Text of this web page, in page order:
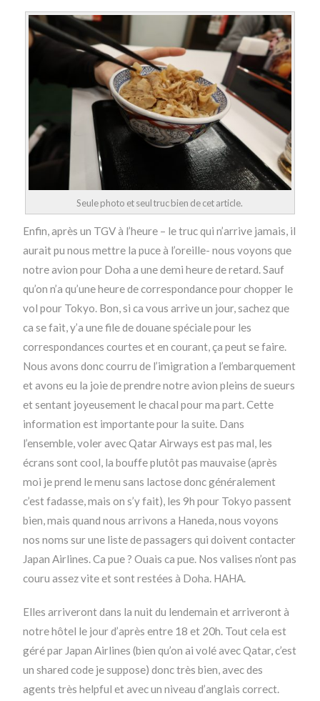
Seule photo et seul truc bien de cet article.
Enfin, après un TGV à l’heure – le truc qui n’arrive jamais, il
aurait pu nous mettre la puce à l’oreille- nous voyons que
notre avion pour Doha a une demi heure de retard. Sauf
qu’on n’a qu’une heure de correspondance pour chopper le
vol pour Tokyo. Bon, si ca vous arrive un jour, sachez que
ca se fait, y’a une file de douane spéciale pour les
correspondances courtes et en courant, ça peut se faire.
Nous avons donc courru de l’imigration a l’embarquement
et avons eu la joie de prendre notre avion pleins de sueurs
et sentant joyeusement le chacal pour ma part. Cette
information est importante pour la suite. Dans
l’ensemble, voler avec Qatar Airways est pas mal, les
écrans sont cool, la bouffe plutôt pas mauvaise (après
moi je prend le menu sans lactose donc généralement
c’est fadasse, mais on s’y fait), les 9h pour Tokyo passent
bien, mais quand nous arrivons a Haneda, nous voyons
nos noms sur une liste de passagers qui doivent contacter
Japan Airlines. Ca pue ? Ouais ca pue. Nos valises n’ont pas
couru assez vite et sont restées à Doha. HAHA.
Elles arriveront dans la nuit du lendemain et arriveront à
notre hôtel le jour d’après entre 18 et 20h. Tout cela est
géré par Japan Airlines (bien qu’on ai volé avec Qatar, c’est
un shared code je suppose) donc très bien, avec des
agents très helpful et avec un niveau d’anglais correct.